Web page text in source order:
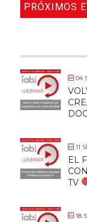
PRÓXIMOS
04
11
EL
TV
18